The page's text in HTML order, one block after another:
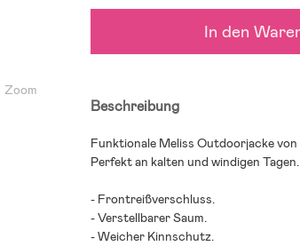
Zoom
In den
Beschreibung
Funktionale Meliss Outdoorjacke
Perfekt an kalten und windigen Tagen.
- Frontreißverschluss.
- Verstellbarer Saum.
- Weicher Kinnschutz.